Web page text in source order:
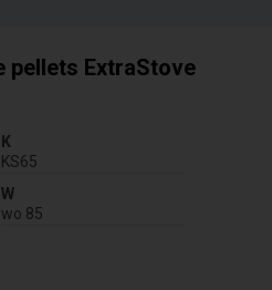
pellets ExtraStove
K
KS65
W
wo 85